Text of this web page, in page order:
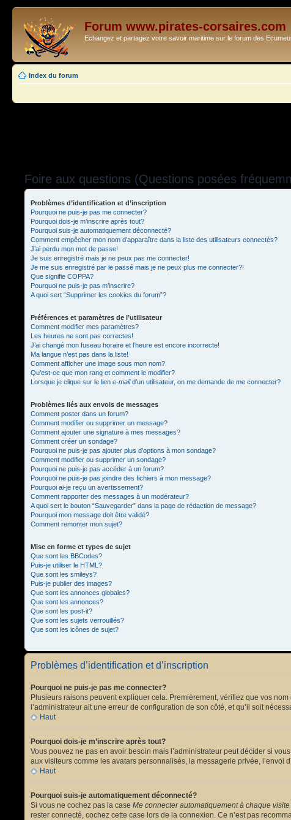
Forum www.pirates-corsaires.com
Echangez et partagez votre savoir maritime sur le forum des
Index du forum
Foire aux questions (Questions posées
Problèmes d’identification et d’inscription
Pourquoi ne puis-je pas me connecter?
Pourquoi dois-je m’inscrire après tout?
Pourquoi suis-je automatiquement déconnecté?
Comment empêcher mon nom d’apparaître dans la liste des utilisateurs connectés?
J’ai perdu mon mot de passe!
Je suis enregistré mais je ne peux pas me connecter!
Je me suis enregistré par le passé mais je ne peux plus me connecter?!
Que signifie COPPA?
Pourquoi ne puis-je pas m’inscrire?
A quoi sert “Supprimer les cookies du forum”?
Préférences et paramètres de l’utilisateur
Comment modifier mes paramètres?
Les heures ne sont pas correctes!
J’ai changé mon fuseau horaire et l’heure est encore incorrecte!
Ma langue n’est pas dans la liste!
Comment afficher une image sous mon nom?
Qu’est-ce que mon rang et comment le modifier?
Lorsque je clique sur le lien e-maild’un utilisateur, on me demande de me connecter?
Problèmes liés aux envois de messages
Comment poster dans un forum?
Comment modifier ou supprimer un message?
Comment ajouter une signature à mes messages?
Comment créer un sondage?
Pourquoi ne puis-je pas ajouter plus d’options à mon sondage?
Comment modifier ou supprimer un sondage?
Pourquoi ne puis-je pas accéder à un forum?
Pourquoi ne puis-je pas joindre des fichiers à mon message?
Pourquoi ai-je reçu un avertissement?
Comment rapporter des messages à un modérateur?
A quoi sert le bouton “Sauvegarder” dans la page de rédaction de message?
Pourquoi mon message doit être validé?
Comment remonter mon sujet?
Mise en forme et types de sujet
Que sont les BBCodes?
Puis-je utiliser le HTML?
Que sont les smileys?
Puis-je publier des images?
Que sont les annonces globales?
Que sont les annonces?
Que sont les post-it?
Que sont les sujets verrouillés?
Que sont les icônes de sujet?
Problèmes d’identification et d’inscription
Pourquoi ne puis-je pas me connecter?
Plusieurs raisons peuvent expliquer cela. Premièrement, vérifiez que vos
l’administrateur ait une erreur de configuration de son côté, et qu’il soit
Haut
Pourquoi dois-je m’inscrire après tout?
Vous pouvez ne pas en avoir besoin mais l’administrateur peut décider si
aux visiteurs comme les avatars personnalisés, la messagerie privée, l’envoi
Haut
Pourquoi suis-je automatiquement déconnecté?
Si vous ne cochez pas la case Me connecter automatiquement à chaque visite
rester connecté, cochez cette case lors de la connexion. Ce n’est pas